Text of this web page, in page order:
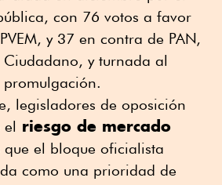
con 76 votos a favor
y 37 en contra de PAN,
Ciudadano, y turnada al
promulgación.
legisladores de oposición
el riesgo de mercado
que el bloque oficialista
como una prioridad de